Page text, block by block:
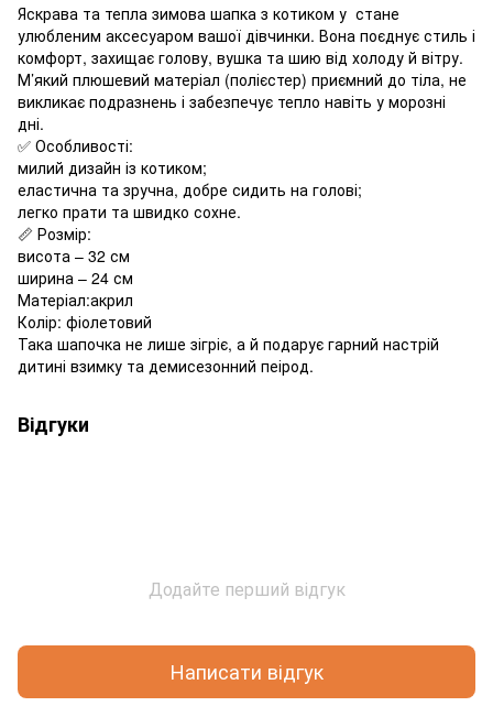
Яскрава та тепла зимова шапка з котиком у стане
улюбленим аксесуаром вашої дівчинки. Вона поєднує стиль і
комфорт, захищає голову, вушка та шию від холоду й вітру.
М’який плюшевий матеріал (полієстер) приємний до тіла, не
викликає подразнень і забезпечує тепло навіть у морозні
дні.
✅ Особливості:
милий дизайн із котиком;
еластична та зручна, добре сидить на голові;
легко прати та швидко сохне.
📏 Розмір:
висота – 32 см
ширина – 24 см
Матеріал:акрил
Колір: фіолетовий
Така шапочка не лише зігріє, а й подарує гарний настрій
дитині взимку та демисезонний пеірод.
Відгуки
Додайте перший відгук
Написати відгук